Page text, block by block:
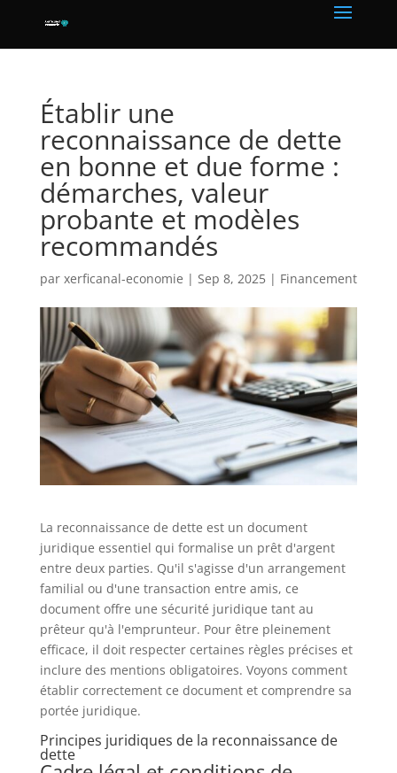
Établir une
reconnaissance de dette
en bonne et due forme :
démarches, valeur
probante et modèles
recommandés
par xerficanal-economie | Sep 8, 2025| Financement
La reconnaissance de dette est un document
juridique essentiel qui formalise un prêt d'argent
entre deux parties. Qu'il s'agisse d'un arrangement
familial ou d'une transaction entre amis, ce
document offre une sécurité juridique tant au
prêteur qu'à l'emprunteur. Pour être pleinement
efficace, il doit respecter certaines règles précises et
inclure des mentions obligatoires. Voyons comment
établir correctement ce document et comprendre sa
portée juridique.
Principes juridiques de la reconnaissance de
dette